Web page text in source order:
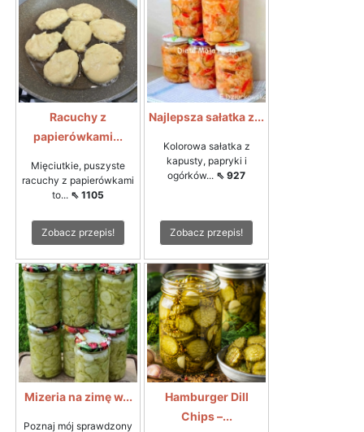
Racuchy z
papierówkami...
Mięciutkie, puszyste
racuchy z papierówkami
to... ⇖ 1105
Zobacz przepis!
Najlepsza sałatka z...
Kolorowa sałatka z
kapusty, papryki i
ogórków... ⇖ 927
Zobacz przepis!
Mizeria na zimę w...
Poznaj mój sprawdzony
Hamburger Dill
Chips –...